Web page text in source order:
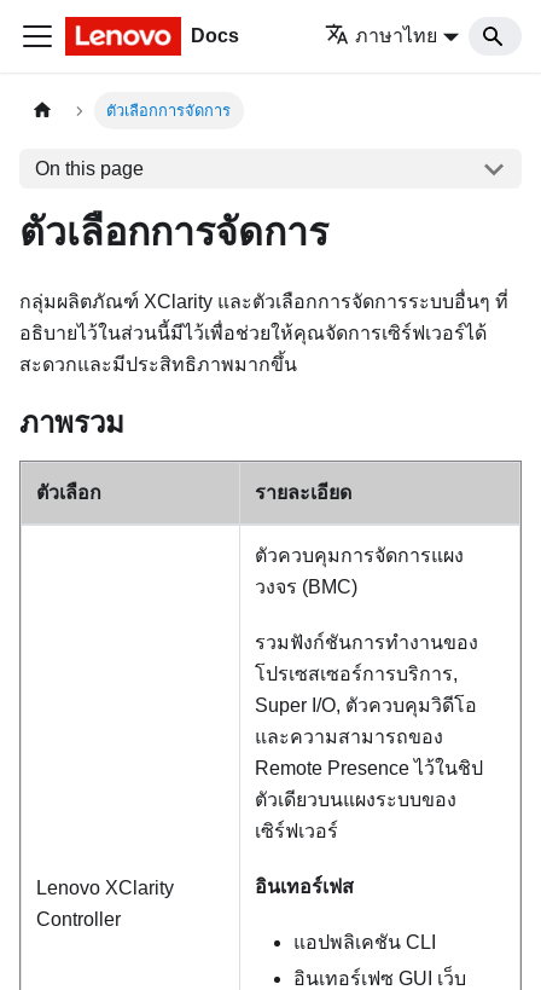
Docs ภาษาไทย
ตัวเลือกการจัดการ
On this page
ตัวเลือกการจัดการ
กลุ่มผลิตภัณฑ์ XClarity และตัวเลือกการจัดการระบบอื่นๆ ที่
อธิบายไว้ในส่วนนี้มีไว้เพื่อช่วยให้คุณจัดการเซิร์ฟเวอร์ได้
สะดวกและมีประสิทธิภาพมากขึ้น
ภาพรวม
ตัวเลือก รายละเอียด
Lenovo XClarity
Controller
ตัวควบคุมการจัดการแผง
วงจร (BMC)
รวมฟังก์ชันการทำงานของ
โปรเซสเซอร์การบริการ,
Super I/O, ตัวควบคุมวิดีโอ
และความสามารถของ
Remote Presence ไว้ในชิป
ตัวเดียวบนแผงระบบของ
เซิร์ฟเวอร์
อินเทอร์เฟส
แอปพลิเคชัน CLI
อินเทอร์เฟซ GUI เว็บ